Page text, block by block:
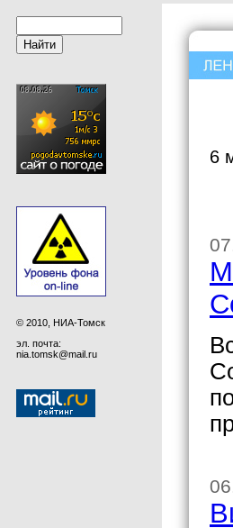
© 2010, НИА-Томск
эл. почта:
nia.tomsk@mail.ru
6